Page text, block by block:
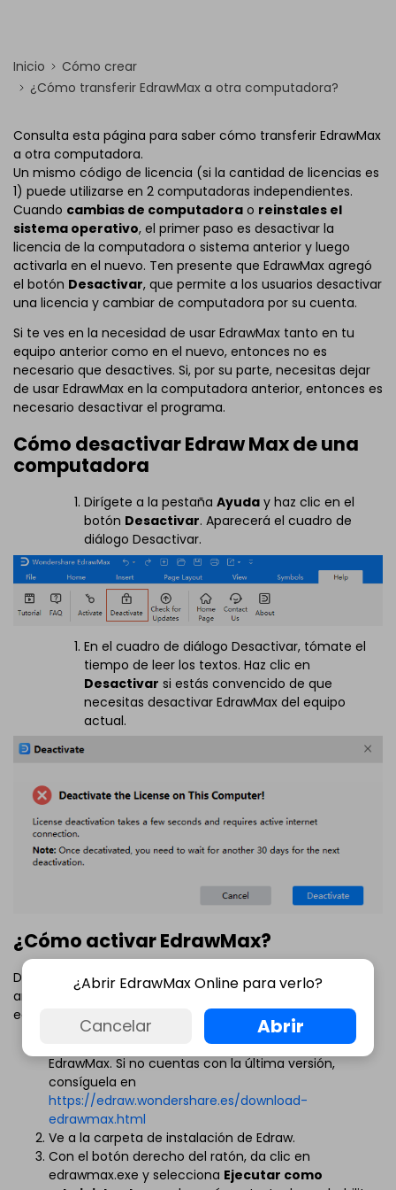
Inicio
Cómo crear
¿Cómo transferir EdrawMax a otra computadora?
Consulta esta página para saber cómo transferir EdrawMax
a otra computadora.
Un mismo código de licencia (si la cantidad de licencias es
1) puede utilizarse en 2 computadoras independientes.
Cuando cambias de computadora o reinstales el
sistema operativo, el primer paso es desactivar la
licencia de la computadora o sistema anterior y luego
activarla en el nuevo. Ten presente que EdrawMax agregó
el botón Desactivar, que permite a los usuarios desactivar
una licencia y cambiar de computadora por su cuenta.
Si te ves en la necesidad de usar EdrawMax tanto en tu
equipo anterior como en el nuevo, entonces no es
necesario que desactives. Si, por su parte, necesitas dejar
de usar EdrawMax en la computadora anterior, entonces es
necesario desactivar el programa.
Cómo desactivar Edraw Max de una
computadora
Dirígete a la pestaña Ayuda y haz clic en el
botón Desactivar. Aparecerá el cuadro de
diálogo Desactivar.
En el cuadro de diálogo Desactivar, tómate el
tiempo de leer los textos. Haz clic en
Desactivar si estás convencido de que
necesitas desactivar EdrawMax del equipo
actual.
¿Cómo activar EdrawMax?
Después de desinstalar EdrawMax de la computadora
antigua, deberás instalar y activar el software en tu nuevo
equipo.
Revisa que estás utilizando la última versión de
EdrawMax. Si no cuentas con la última versión,
consíguela en
https://edraw.wondershare.es/download-
edrawmax.html
Ve a la carpeta de instalación de Edraw.
Con el botón derecho del ratón, da clic en
edrawmax.exe y selecciona Ejecutar como
¿Abrir EdrawMax Online para verlo?
Cancelar Abrir